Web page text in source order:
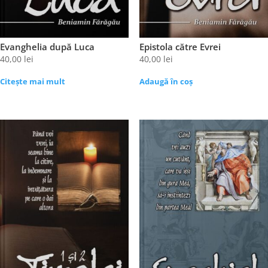
Evanghelia după Luca
40,00 lei
Citește mai mult
Epistola către Evrei
40,00 lei
Adaugă în coș